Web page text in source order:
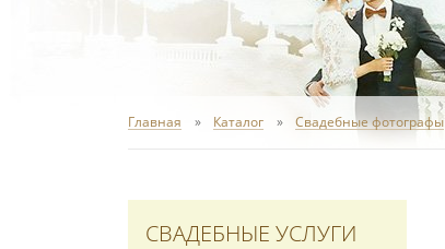
Главная Каталог Свадебные фотографы
СВАДЕБНЫЕ УСЛУГИ